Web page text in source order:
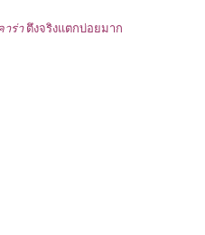
าร่าตึงจริงแตกบ่อยมาก